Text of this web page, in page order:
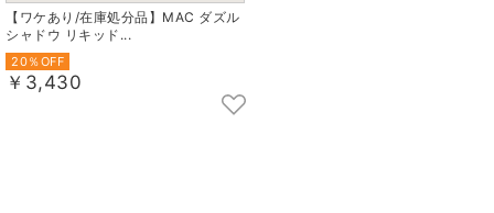
【ワケあり/在庫処分品】MAC ダズル
シャドウ リキッド...
20％OFF
￥3,430